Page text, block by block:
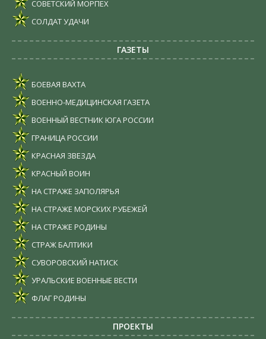
СОВЕТСКИЙ МОРПЕХ
СОЛДАТ УДАЧИ
ГАЗЕТЫ
БОЕВАЯ ВАХТА
ВОЕННО-МЕДИЦИНСКАЯ ГАЗЕТА
ВОЕННЫЙ ВЕСТНИК ЮГА РОССИИ
ГРАНИЦА РОССИИ
КРАСНАЯ ЗВЕЗДА
КРАСНЫЙ ВОИН
НА СТРАЖЕ ЗАПОЛЯРЬЯ
НА СТРАЖЕ МОРСКИХ РУБЕЖЕЙ
НА СТРАЖЕ РОДИНЫ
СТРАЖ БАЛТИКИ
СУВОРОВСКИЙ НАТИСК
УРАЛЬСКИЕ ВОЕННЫЕ ВЕСТИ
ФЛАГ РОДИНЫ
ПРОЕКТЫ